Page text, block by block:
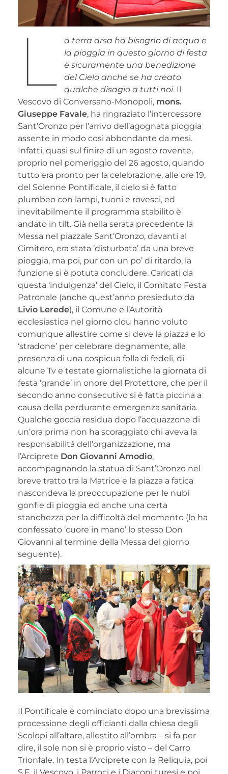
L
a terra arsa ha bisogno di acqua e
la pioggia in questo giorno di festa
è sicuramente una benedizione
del Cielo anche se ha creato
qualche disagio a tutti noi. Il
Vescovo di Conversano-Monopoli, mons.
Giuseppe Favale, ha ringraziato l’intercessore
Sant’Oronzo per l’arrivo dell’agognata pioggia
assente in modo così abbondante da mesi.
Infatti, quasi sul finire di un agosto rovente,
proprio nel pomeriggio del 26 agosto, quando
tutto era pronto per la celebrazione, alle ore 19,
del Solenne Pontificale, il cielo si è fatto
plumbeo con lampi, tuoni e rovesci, ed
inevitabilmente il programma stabilito è
andato in tilt. Già nella serata precedente la
Messa nel piazzale Sant’Oronzo, davanti al
Cimitero, era stata ‘disturbata’ da una breve
pioggia, ma poi, pur con un po’ di ritardo, la
funzione si è potuta concludere. Caricati da
questa ‘indulgenza’ del Cielo, il Comitato Festa
Patronale (anche quest’anno presieduto da
Livio Lerede), il Comune e l’Autorità
ecclesiastica nel giorno clou hanno voluto
comunque allestire come si deve la piazza e lo
‘stradone’ per celebrare degnamente, alla
presenza di una cospicua folla di fedeli, di
alcune Tv e testate giornalistiche la giornata di
festa ‘grande’ in onore del Protettore, che per il
secondo anno consecutivo si è fatta piccina a
causa della perdurante emergenza sanitaria.
Qualche goccia residua dopo l’acquazzone di
un’ora prima non ha scoraggiato chi aveva la
responsabilità dell’organizzazione, ma
l’Arciprete Don Giovanni Amodio,
accompagnando la statua di Sant’Oronzo nel
breve tratto tra la Matrice e la piazza a fatica
nascondeva la preoccupazione per le nubi
gonfie di pioggia ed anche una certa
stanchezza per la difficoltà del momento (lo ha
confessato ‘cuore in mano’ lo stesso Don
Giovanni al termine della Messa del giorno
seguente).
Il Pontificale è cominciato dopo una brevissima
processione degli officianti dalla chiesa degli
Scolopi all’altare, allestito all’ombra – si fa per
dire, il sole non si è proprio visto – del Carro
Trionfale. In testa l’Arciprete con la Reliquia, poi